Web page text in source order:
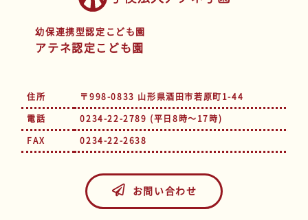
幼保連携型認定こども園
アテネ認定こども園
住所
〒998-0833 山形県酒田市若原町1-44
電話
0234-22-2789 (平日8時～17時)
FAX
0234-22-2638
お問い合わせ